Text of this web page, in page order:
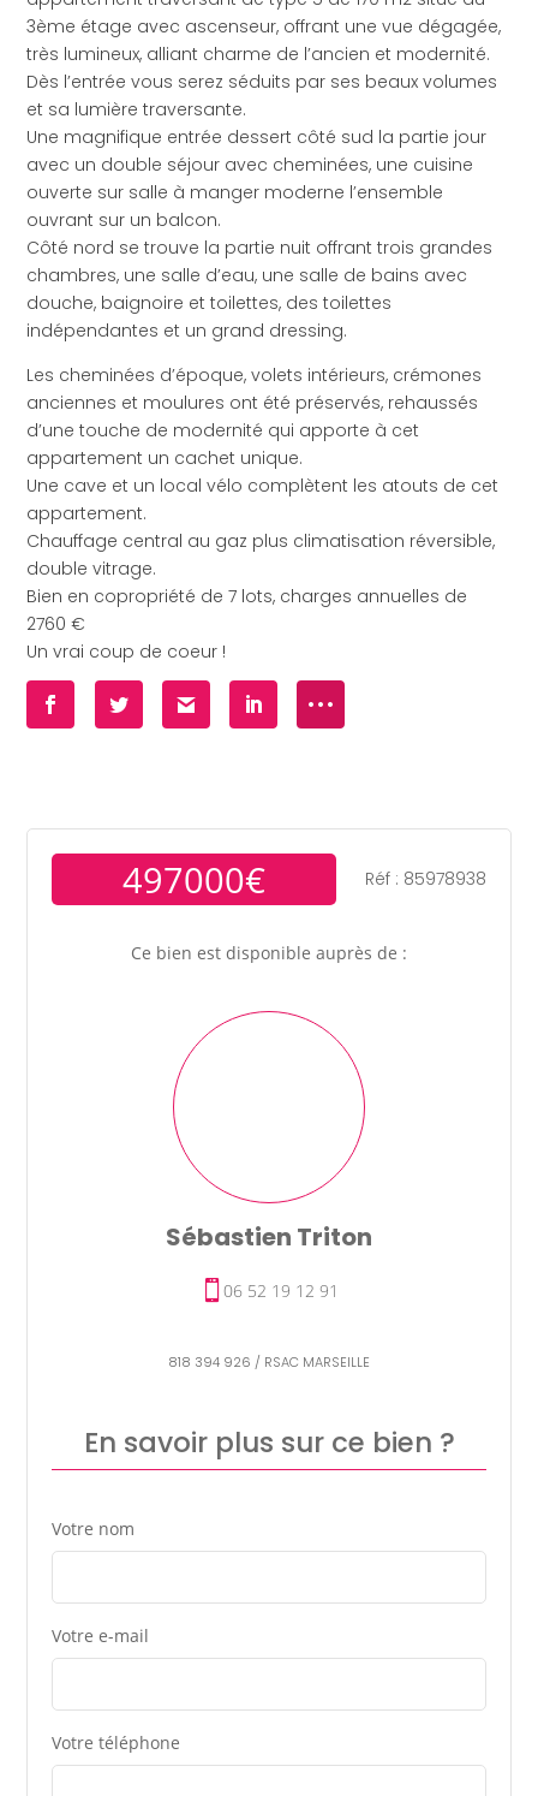
3ème étage avec ascenseur, offrant une vue dégagée,
très lumineux, alliant charme de l’ancien et modernité.
Dès l’entrée vous serez séduits par ses beaux volumes
et sa lumière traversante.
Une magnifique entrée dessert côté sud la partie jour
avec un double séjour avec cheminées, une cuisine
ouverte sur salle à manger moderne l’ensemble
ouvrant sur un balcon.
Côté nord se trouve la partie nuit offrant trois grandes
chambres, une salle d’eau, une salle de bains avec
douche, baignoire et toilettes, des toilettes
indépendantes et un grand dressing.
Les cheminées d’époque, volets intérieurs, crémones
anciennes et moulures ont été préservés, rehaussés
d’une touche de modernité qui apporte à cet
appartement un cachet unique.
Une cave et un local vélo complètent les atouts de cet
appartement.
Chauffage central au gaz plus climatisation réversible,
double vitrage.
Bien en copropriété de 7 lots, charges annuelles de
2760 €
Un vrai coup de coeur !
497000€ Réf : 85978938
Ce bien est disponible auprès de :
Sébastien Triton
818 394 926 / RSAC MARSEILLE
06 52 19 12 91
En savoir plus sur ce bien ?
Votre nom
Votre e-mail
Votre téléphone